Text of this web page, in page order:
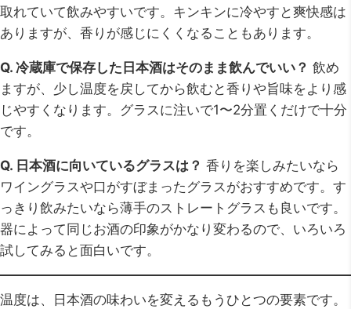
取れていて飲みやすいです。キンキンに冷やすと爽快感は
ありますが、香りが感じにくくなることもあります。
Q. 冷蔵庫で保存した日本酒はそのまま飲んでいい？ 飲め
ますが、少し温度を戻してから飲むと香りや旨味をより感
じやすくなります。グラスに注いで1〜2分置くだけで十分
です。
Q. 日本酒に向いているグラスは？ 香りを楽しみたいなら
ワイングラスや口がすぼまったグラスがおすすめです。す
っきり飲みたいなら薄手のストレートグラスも良いです。
器によって同じお酒の印象がかなり変わるので、いろいろ
試してみると面白いです。
温度は、日本酒の味わいを変えるもうひとつの要素です。